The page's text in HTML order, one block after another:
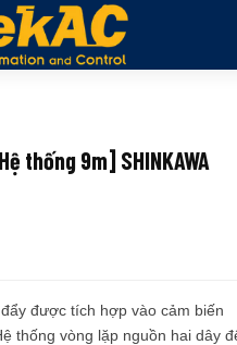
thống 9m] SHINKAWA
được tích hợp vào cảm biến
thống vòng lặp nguồn hai dây